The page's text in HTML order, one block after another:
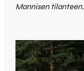
Mannisen tilanteen.